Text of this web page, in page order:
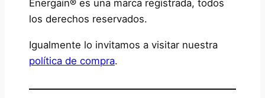
Energain® es una marca registrada, todos
los derechos reservados.
Igualmente lo invitamos a visitar nuestra
política de compra.